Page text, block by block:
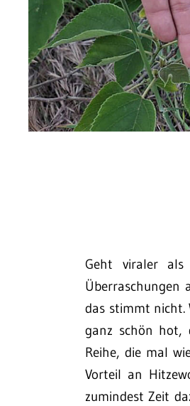
Geht viraler als
Überraschungen
das stimmt nicht.
ganz schön hot,
Reihe, die mal
Vorteil an
zumindest Zeit